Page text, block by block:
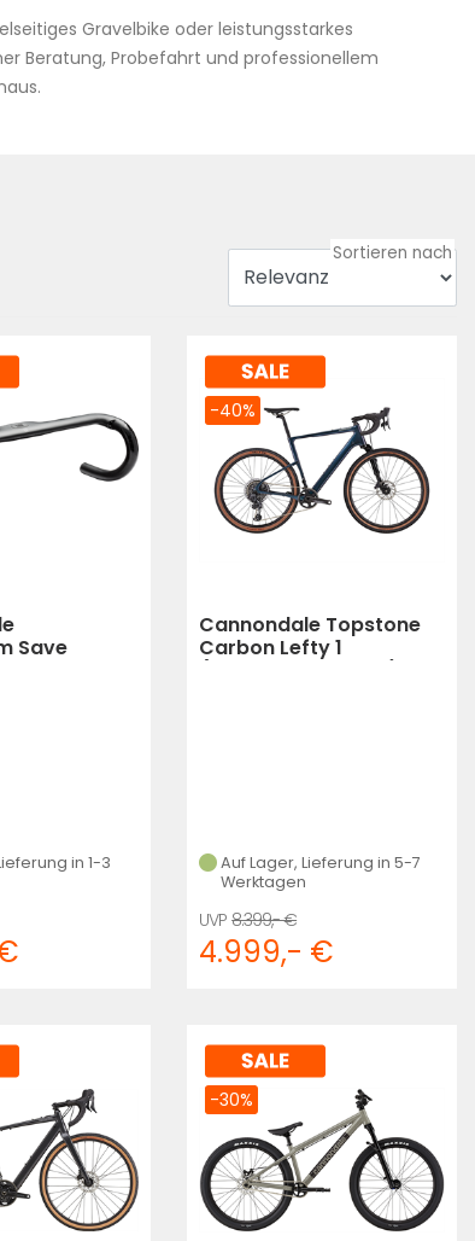
Gravelbike oder leistungsstarkes
Beratung, Probefahrt und professionellem
Save
in 1-3
Cannondale Topstone
Carbon Lefty 1
Auf Lager, Lieferung in 5-7
Werktagen
-40%
8.399,- €
4.999,- €
-30%